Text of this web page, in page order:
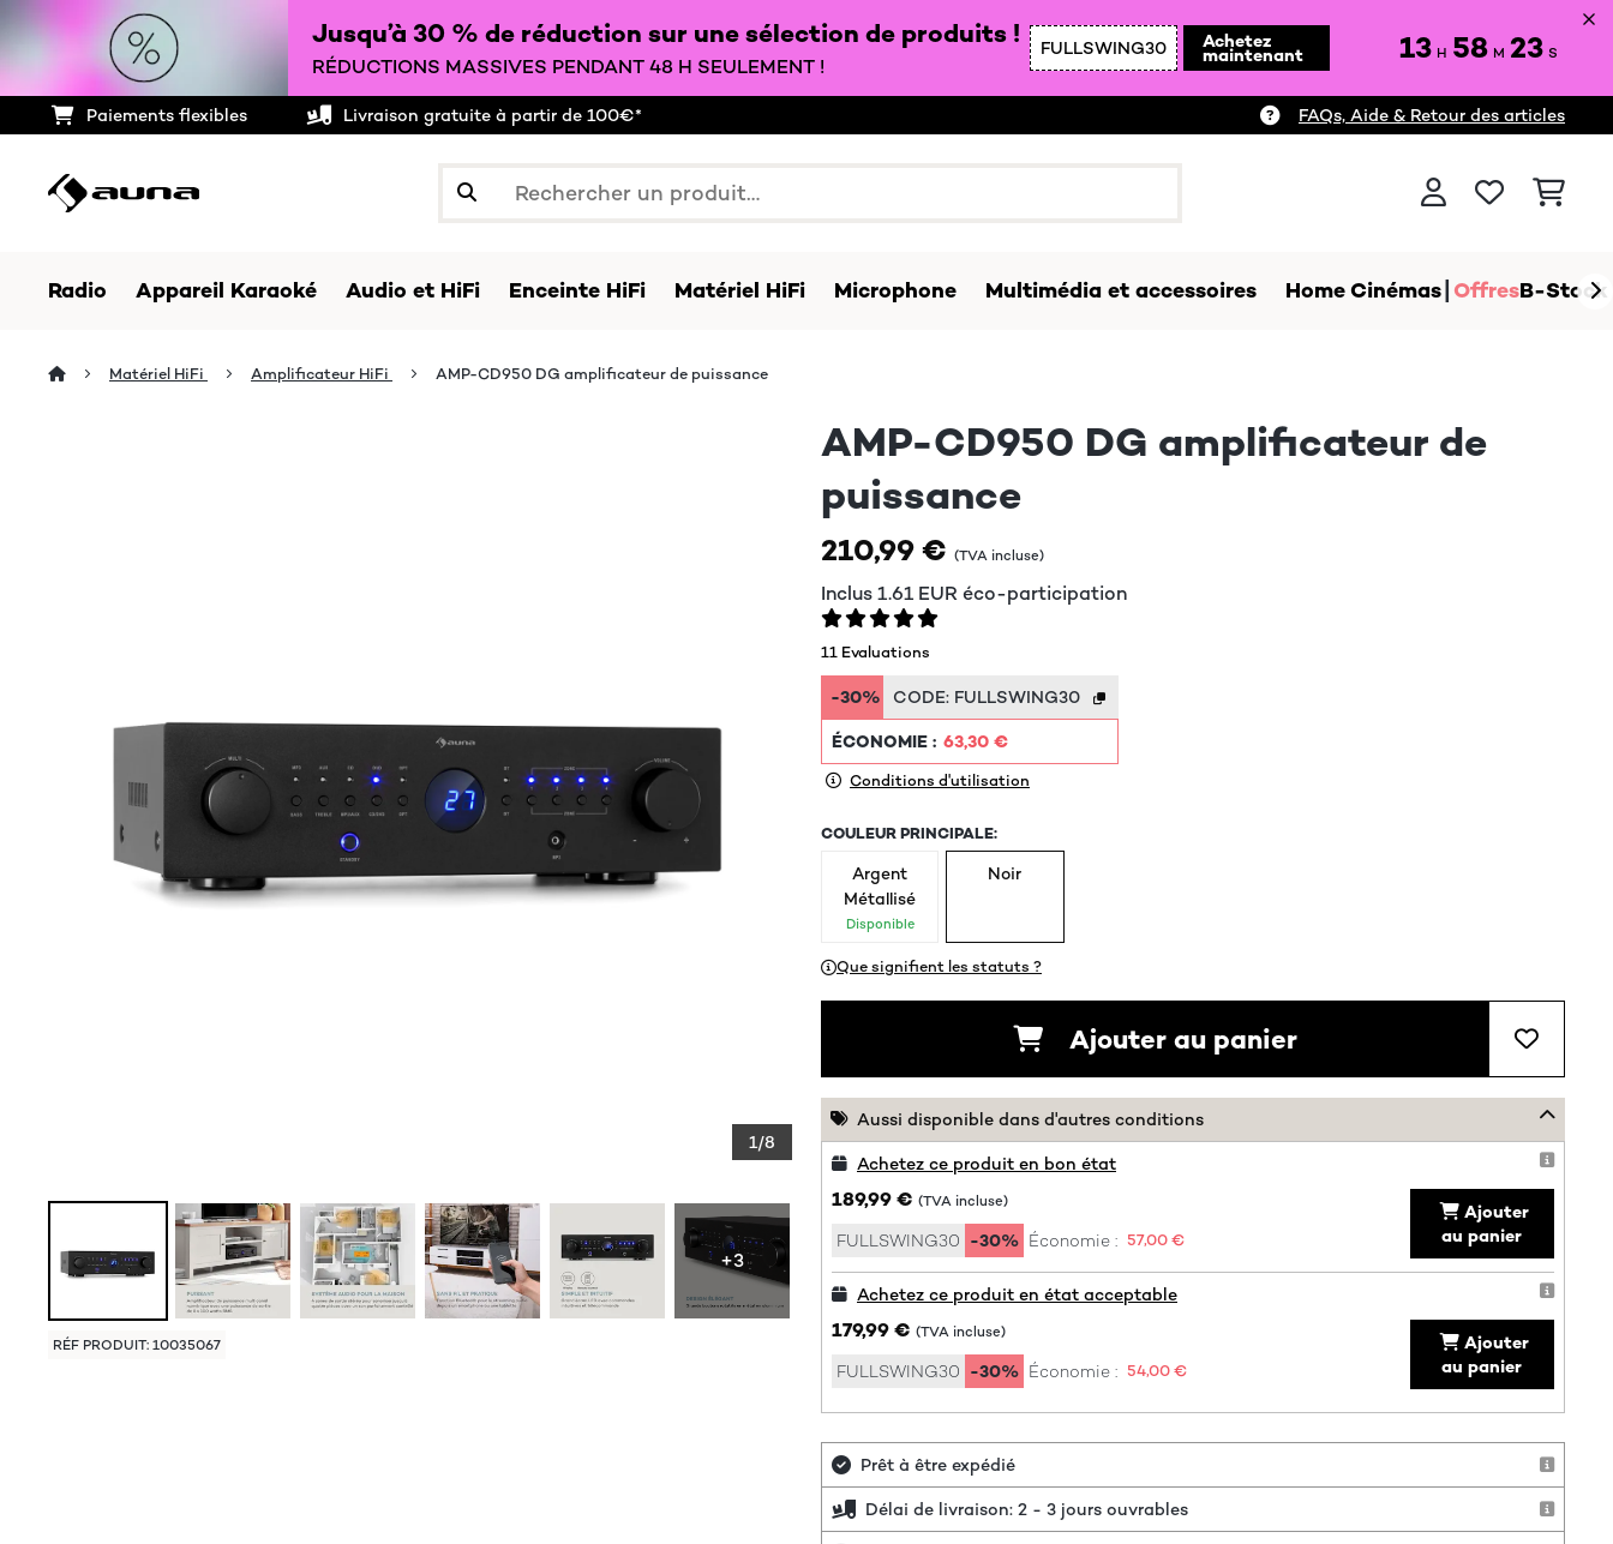
Jusqu’à 30 % de réduction sur une sélection de produits !
RÉDUCTIONS MASSIVES PENDANT 48 H SEULEMENT !
FULLSWING30 Achetez
maintenant 13 H 58 M 22 S
Paiements flexibles Livraison gratuite à partir de 100€* FAQs, Aide & Retour des articles
Radio Appareil Karaoké Audio et HiFi Enceinte HiFi Matériel HiFi Microphone Multimédia et accessoires Home Cinémas OffresB-Stock
Matériel HiFi Amplificateur HiFi AMP-CD950 DG amplificateur de puissance
1/8
+3
RÉF PRODUIT: 10035067
AMP-CD950 DG amplificateur de
puissance
210,99 € (TVA incluse)
Inclus1.61 EURéco-participation
11 Evaluations
-30% CODE: FULLSWING30
ÉCONOMIE : 63,30 €
Conditions d'utilisation
COULEUR PRINCIPALE:
Argent
Métallisé
Disponible
Noir
Que signifient les statuts ?
Ajouter au panier
Aussi disponible dans d'autres conditions
Achetez ce produit en bon état
189,99 € (TVA incluse)
FULLSWING30 -30% Économie : 57,00 €
Ajouter
au panier
Achetez ce produit en état acceptable
179,99 € (TVA incluse)
FULLSWING30 -30% Économie : 54,00 €
Ajouter
au panier
Prêt à être expédié
Délai de livraison: 2 - 3 jours ouvrables